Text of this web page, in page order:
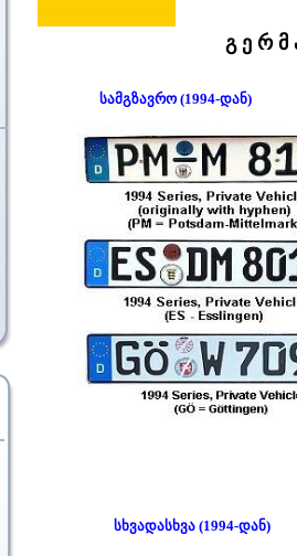
გ ე რ მ
სამგზავრო (1994-დან)
სხვადასხვა (1994-დან)